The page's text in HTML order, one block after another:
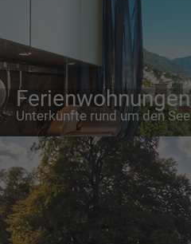
Ferienwohnungen
Unterkünfte rund um den See